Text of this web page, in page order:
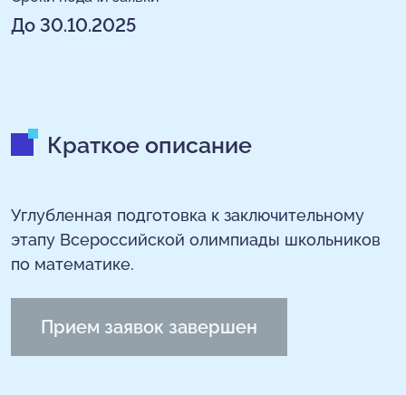
До 30.10.2025
Краткое описание
Углубленная подготовка к заключительному
этапу Всероссийской олимпиады школьников
по математике.
Прием заявок завершен